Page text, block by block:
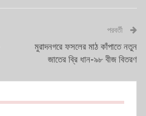
পরবর্তী
মুরাদনগরে ফসলের মাঠ কাঁপাতে নতুন
জাতের ব্রি ধান-৯৮ বীজ বিতরণ